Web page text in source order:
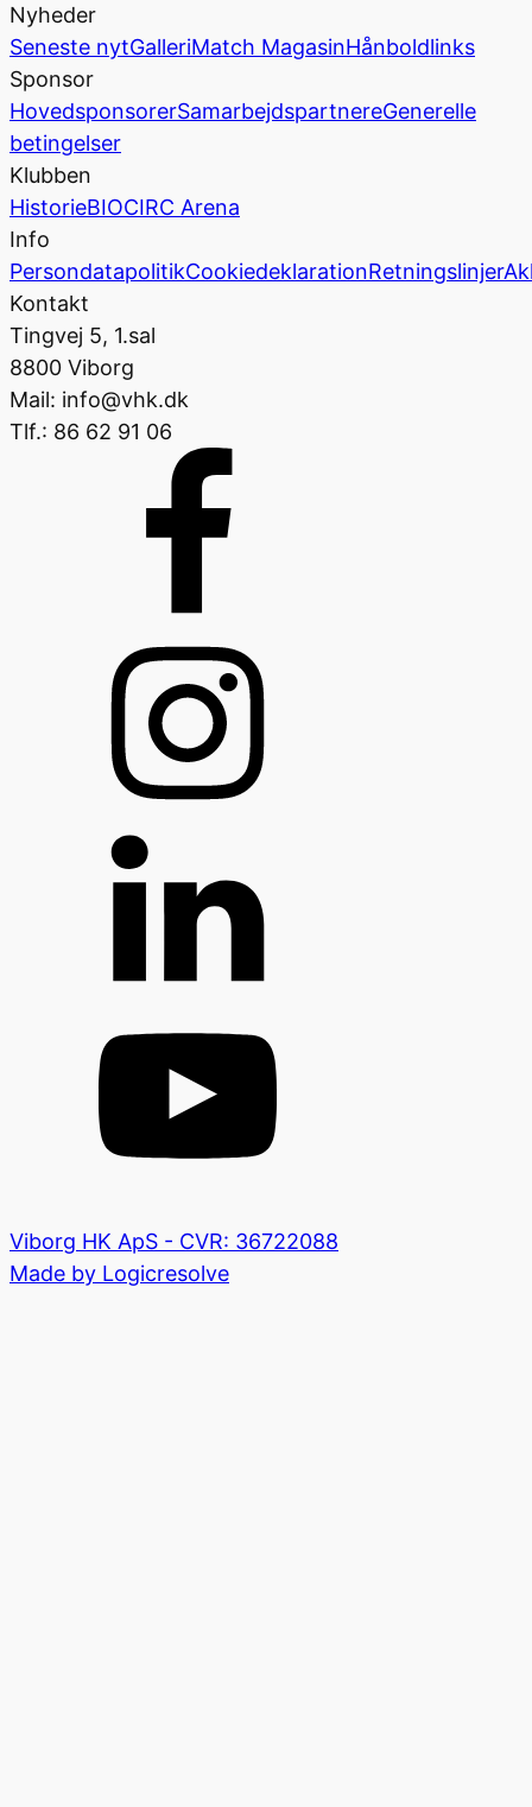
Nyheder
Seneste nytGalleriMatch MagasinHånboldlinks
Sponsor
HovedsponsorerSamarbejdspartnereGenerelle
betingelser
Klubben
HistorieBIOCIRC Arena
Info
PersondatapolitikCookiedeklarationRetningslinjer
Kontakt
Tingvej 5, 1.sal
8800 Viborg
Mail: info@vhk.dk
Tlf.: 86 62 91 06
Viborg HK ApS - CVR: 36722088
Made by Logicresolve